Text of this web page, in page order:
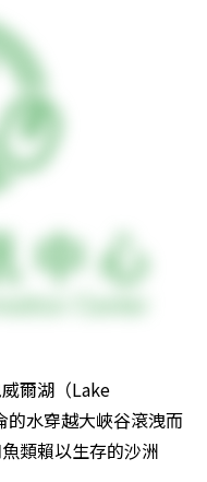
爾湖（Lake
水穿越大峽谷滾洩而
類賴以生存的沙洲